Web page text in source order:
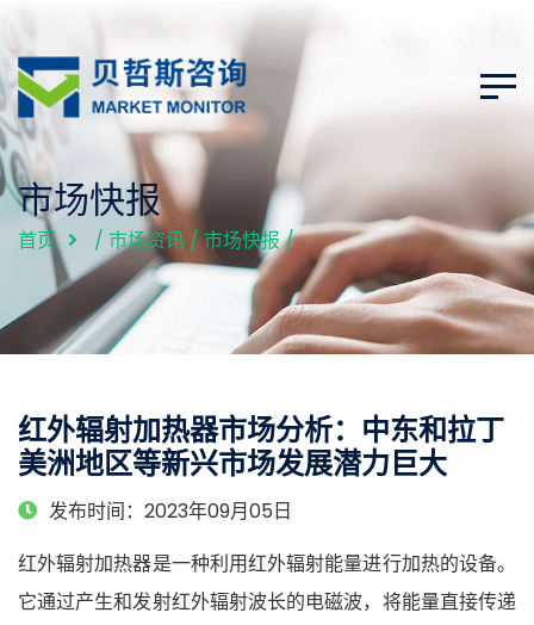
市场快报
首页 / 市场资讯/市场快报/
红外辐射加热器市场分析：中东和拉丁
美洲地区等新兴市场发展潜力巨大
发布时间：2023年09月05日
红外辐射加热器是一种利用红外辐射能量进行加热的设备。
它通过产生和发射红外辐射波长的电磁波，将能量直接传递